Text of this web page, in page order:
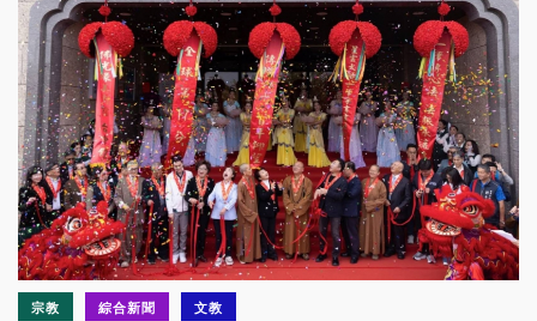
宗教 綜合新聞 文教